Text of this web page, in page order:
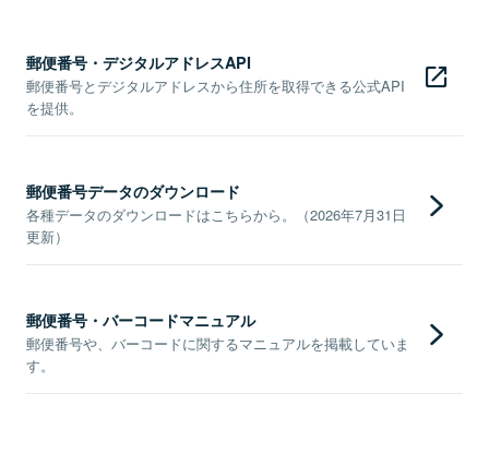
郵便番号・デジタルアドレスAPI
郵便番号とデジタルアドレスから住所を取得できる公式API
を提供。
郵便番号データのダウンロード
各種データのダウンロードはこちらから。（2026年7月31日
更新）
郵便番号・バーコードマニュアル
郵便番号や、バーコードに関するマニュアルを掲載していま
す。